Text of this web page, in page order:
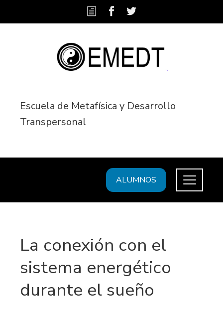
Escuela de Metafísica y Desarrollo
Transpersonal
ALUMNOS
La conexión con el
sistema energético
durante el sueño